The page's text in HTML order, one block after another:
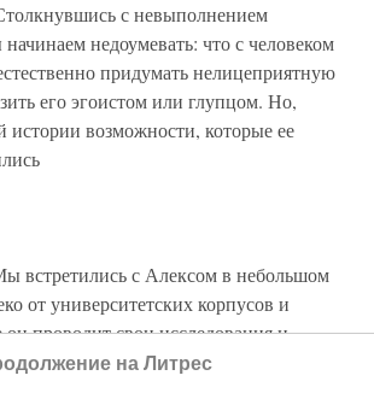
с невыполнением
начинаем недоумевать: что с человеком
придумать нелицеприятную
его эгоистом или глупцом. Но,
истории возможности, которые ее
встретились с Алексом в небольшом
от университетских корпусов и
он проводит свои исследования и
хотим побольше узнать о том, как
на Литрес